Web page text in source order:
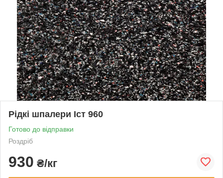
Рідкі шпалери Іст 960
Готово до відправки
Роздріб
930 ₴/кг